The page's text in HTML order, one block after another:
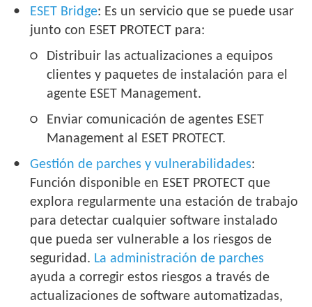
ESET Bridge: Es un servicio que se puede usar
junto con ESET PROTECT para:
Distribuir las actualizaciones a equipos
clientes y paquetes de instalación para el
agente ESET Management.
Enviar comunicación de agentes ESET
Management al ESET PROTECT.
Gestión de parches y vulnerabilidades:
Función disponible en ESET PROTECT que
explora regularmente una estación de trabajo
para detectar cualquier software instalado
que pueda ser vulnerable a los riesgos de
seguridad. La administración de parches
ayuda a corregir estos riesgos a través de
actualizaciones de software automatizadas,